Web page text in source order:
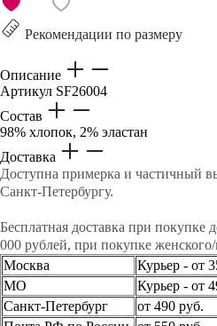
Рекомендации по размеру
Описание
Артикул SF26004
Состав
98% хлопок, 2% эластан
Доставка
Доступна примерка и частичный
Санкт-Петербургу.
Бесплатная доставка при покупке
000 рублей, при покупке
Москва
Курьер - от
МО
Курьер - от
Санкт-Петербург
от 490 руб.